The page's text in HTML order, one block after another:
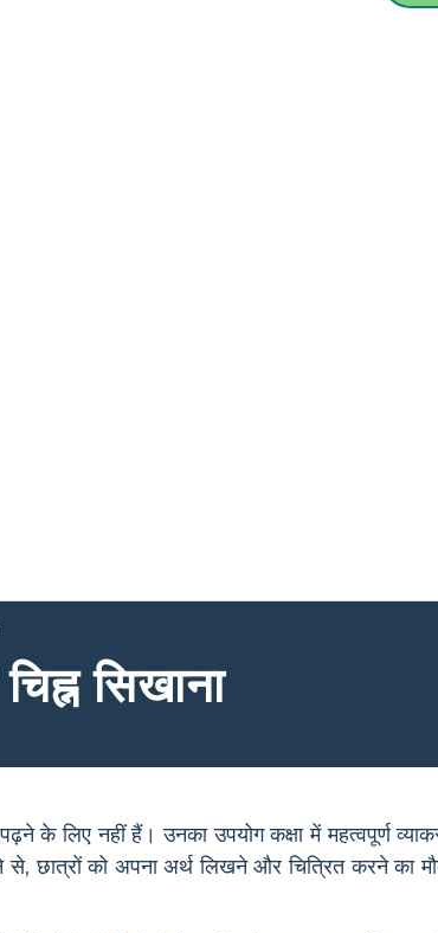
सिखाना
के लिए नहीं हैं। उनका उपयोग कक्षा में महत्वपूर्ण
से, छात्रों को अपना अर्थ लिखने और चित्रित करने